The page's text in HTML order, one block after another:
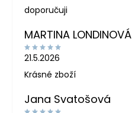
doporučuji
MARTINA LONDINOVÁ
21.5.2026
Krásné zboží
Jana Svatošová